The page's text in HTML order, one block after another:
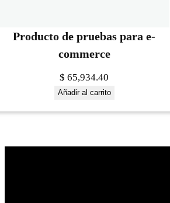
Producto de pruebas para e-
commerce
$ 65,934.40
Añadir al carrito